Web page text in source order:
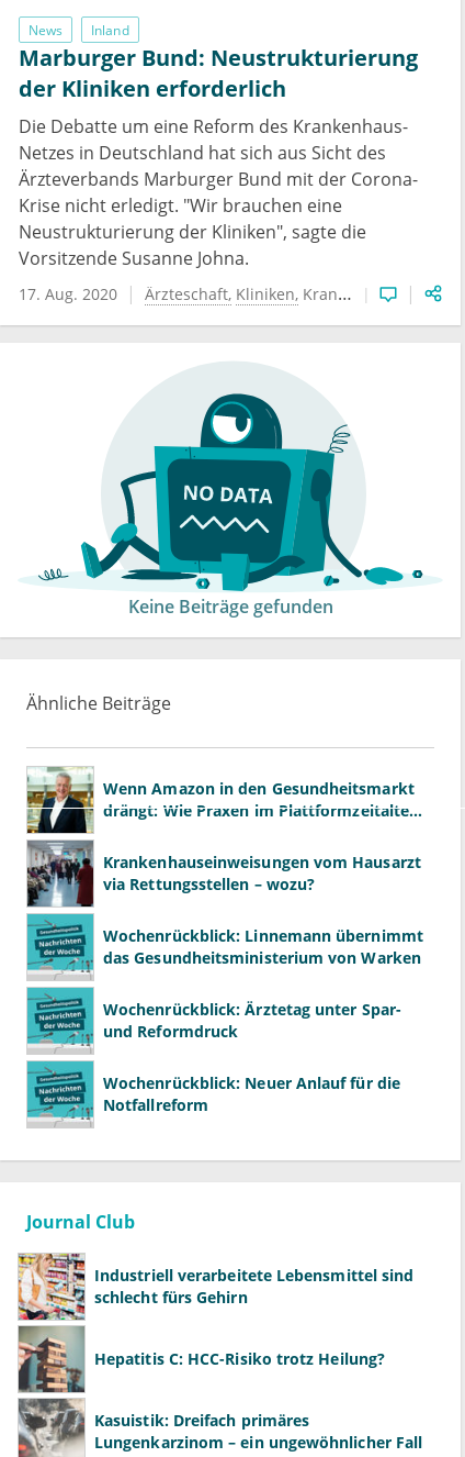
News Inland
Marburger Bund: Neustrukturierung
der Kliniken erforderlich
Die Debatte um eine Reform des Krankenhaus-
Netzes in Deutschland hat sich aus Sicht des
Ärzteverbands Marburger Bund mit der Corona-
Krise nicht erledigt. "Wir brauchen eine
Neustrukturierung der Kliniken", sagte die
Vorsitzende Susanne Johna.
17. Aug. 2020 Ärzteschaft Kliniken Krankenhauswesen
Keine Beiträge gefunden
Ähnliche Beiträge
Wenn Amazon in den Gesundheitsmarkt
drängt: Wie Praxen im Plattformzeitalter
Krankenhauseinweisungen vom Hausarzt
via Rettungsstellen – wozu?
Wochenrückblick: Linnemann übernimmt
das Gesundheitsministerium von Warken
Wochenrückblick: Ärztetag unter Spar-
und Reformdruck
Wochenrückblick: Neuer Anlauf für die
Notfallreform
Journal Club
Industriell verarbeitete Lebensmittel sind
schlecht fürs Gehirn
Hepatitis C: HCC-Risiko trotz Heilung?
Kasuistik: Dreifach primäres
Lungenkarzinom – ein ungewöhnlicher Fall